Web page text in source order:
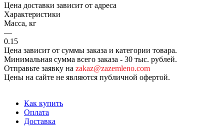
Цена доставки зависит от адреса
Характеристики
Масса, кг
—
0.15
Цена зависит от суммы заказа и категории товара.
Минимальная сумма всего заказа - 30 тыс. рублей.
Отправьте заявку на zakaz@zazemleno.com
Цены на сайте не являются публичной офертой.
Как купить
Оплата
Доставка